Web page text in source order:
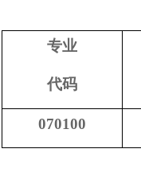
专业
代码
070100